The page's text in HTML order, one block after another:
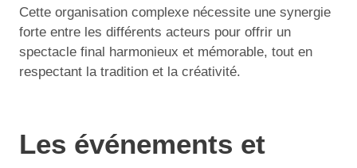
Cette organisation complexe nécessite une synergie
forte entre les différents acteurs pour offrir un
spectacle final harmonieux et mémorable, tout en
respectant la tradition et la créativité.
Les événements et